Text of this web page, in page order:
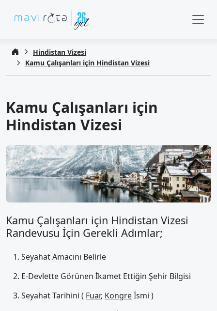
Hindistan Vizesi
Kamu Çalışanları için Hindistan Vizesi
Kamu Çalışanları için
Hindistan Vizesi
Kamu Çalışanları için Hindistan Vizesi
Randevusu İçin Gerekli Adımlar;
Seyahat Amacını Belirle
E-Devlette Görünen İkamet Ettiğin Şehir Bilgisi
Seyahat Tarihini ( Fuar, Kongreİsmi )